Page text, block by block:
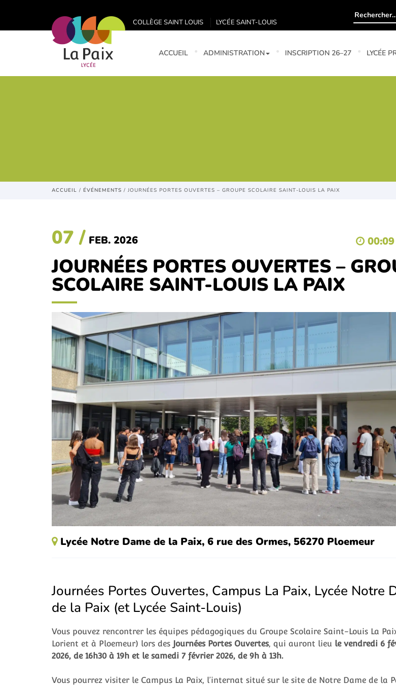
COLLÈGE SAINT LOUIS LYCÉE SAINT-LOUIS
Rechercher :
ACCUEIL ADMINISTRATION INSCRIPTION 26–27 LYCÉE
ACCUEIL / ÉVÉNEMENTS / JOURNÉES PORTES OUVERTES – GROUPE SCOLAIRE SAINT-LOUIS LA PAIX
07 / FEB. 2026
JOURNÉES PORTES OUVERTES –
SCOLAIRE SAINT-LOUIS LA PAIX
Lycée Notre Dame de la Paix, 6 rue des Ormes, 56270 Ploemeur
Journées Portes Ouvertes, Campus La Paix, Lycée Notre
de la Paix (et Lycée Saint-Louis)
Vous pouvez rencontrer les équipes pédagogiques du Groupe Scolaire Saint-Louis La
Lorient et à Ploemeur) lors des Journées Portes Ouvertes, qui auront lieu le vendredi 6
2026, de 16h30 à 19h et le samedi 7 février 2026, de 9h à 13h.
Vous pourrez visiter le Campus La Paix, l’internat situé sur le site de Notre Dame de la